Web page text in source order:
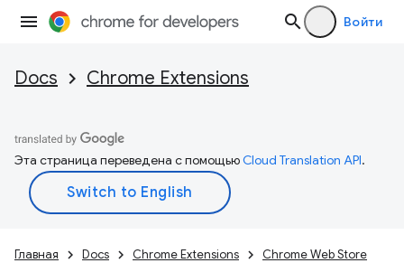
Войти
Docs Chrome Extensions
Эта страница переведена с помощьюCloud Translation API.
Главная Docs Chrome Extensions Chrome Web Store